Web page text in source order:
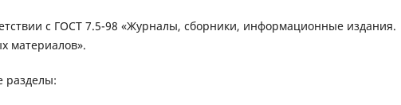
с ГОСТ 7.5-98 «Журналы, сборники, информационные издания.
материалов».
разделы: